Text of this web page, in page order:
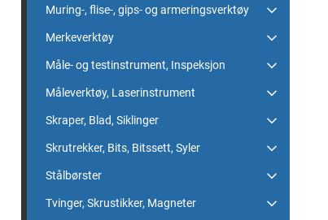
Muring-, flise-, gips- og armeringsverktøy
Merkeverktøy
Måle- og testinstrument, Inspeksjon
Måleverktøy, Laserinstrument
Skraper, Blad, Siklinger
Skrutrekker, Bits, Bitssett, Syler
Stålbørster
Tvinger, Skrustikker, Magneter